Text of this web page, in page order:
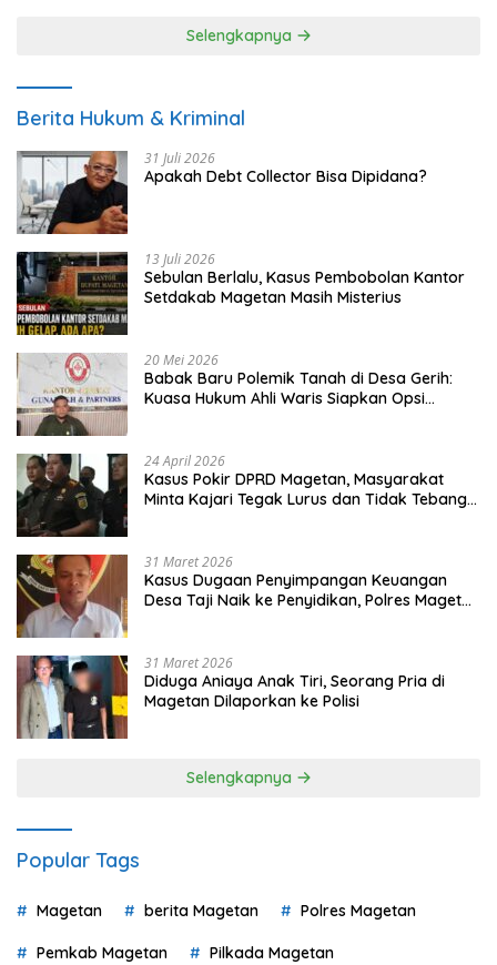
Selengkapnya
Berita Hukum & Kriminal
31 Juli 2026
Apakah Debt Collector Bisa Dipidana?
13 Juli 2026
Sebulan Berlalu, Kasus Pembobolan Kantor
Setdakab Magetan Masih Misterius
20 Mei 2026
Babak Baru Polemik Tanah di Desa Gerih:
Kuasa Hukum Ahli Waris Siapkan Opsi
24 April 2026
Kasus Pokir DPRD Magetan, Masyarakat
Minta Kajari Tegak Lurus dan Tidak Tebang
31 Maret 2026
Kasus Dugaan Penyimpangan Keuangan
Desa Taji Naik ke Penyidikan, Polres Magetan
31 Maret 2026
Diduga Aniaya Anak Tiri, Seorang Pria di
Magetan Dilaporkan ke Polisi
Selengkapnya
Popular Tags
Magetan berita Magetan Polres Magetan
Pemkab Magetan Pilkada Magetan